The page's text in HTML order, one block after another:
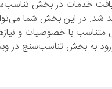
با خصوصیات و نیازهای
به بخش تناسب‌سنج در